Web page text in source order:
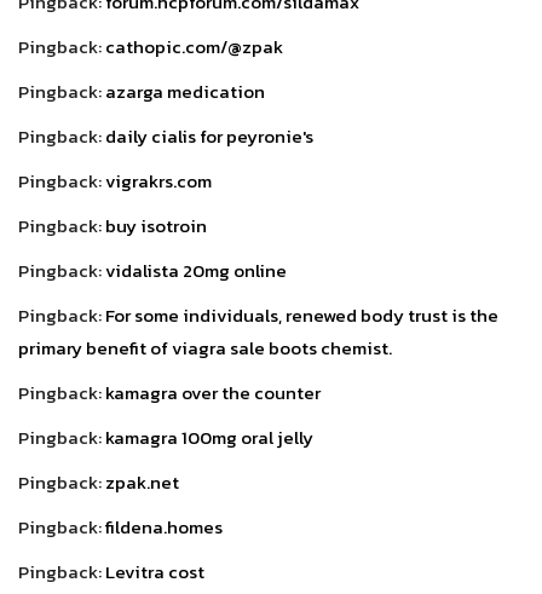
Pingback:cathopic.com/@zpak
Pingback:azarga medication
Pingback:daily cialis for peyronie's
Pingback:vigrakrs.com
Pingback:buy isotroin
Pingback:vidalista 20mg online
Pingback:For some individuals, renewed body trust is the
primary benefit of viagra sale boots chemist.
Pingback:kamagra over the counter
Pingback:kamagra 100mg oral jelly
Pingback:zpak.net
Pingback:fildena.homes
Pingback:Levitra cost